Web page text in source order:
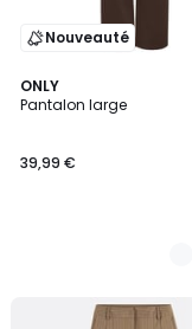
Nouveauté
ONLY
Pantalon large
39,99 €
2
Couleurs